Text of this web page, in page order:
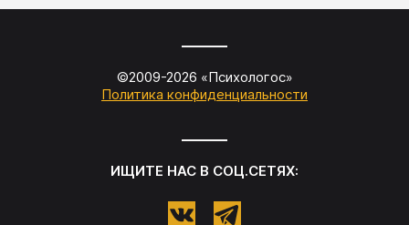
©2009-2026 «Психологос»
Политика конфиденциальности
ИЩИТЕ НАС В СОЦ.СЕТЯХ: